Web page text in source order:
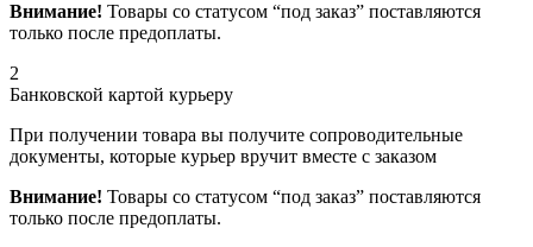
Внимание! Товары со статусом “под заказ” поставляются
только после предоплаты.
2
Банковской картой курьеру
При получении товара вы получите сопроводительные
документы, которые курьер вручит вместе с заказом
Внимание! Товары со статусом “под заказ” поставляются
только после предоплаты.